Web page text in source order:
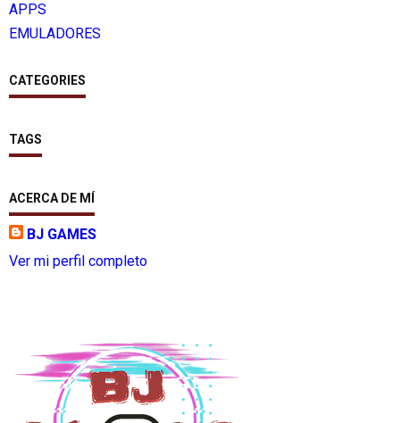
APPS
EMULADORES
CATEGORIES
TAGS
ACERCA DE MÍ
BJ GAMES
Ver mi perfil completo